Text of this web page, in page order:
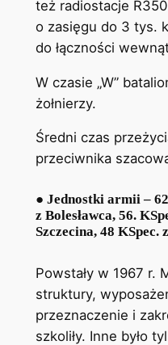
też radiostacje
o zasięgu do 3 tys.
do łączności
W czasie „W”
żołnierzy.
Średni czas
przeciwnika
● Jednostki armii –
z Bolesławca, 56.
Szczecina, 48 KSpec.
Powstały w 1967 r.
struktury,
przeznaczenie i
szkoliły. Inne było